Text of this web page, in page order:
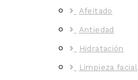
Afeitado
Antiedad
Hidratación
Limpieza facial